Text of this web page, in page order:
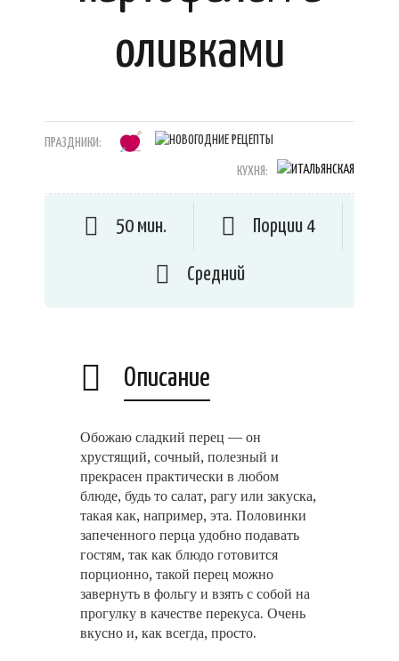
оливками
ПРАЗДНИКИ:
КУХНЯ:
50 мин. Порции 4
Средний
Описание
Обожаю сладкий перец — он
хрустящий, сочный, полезный и
прекрасен практически в любом
блюде, будь то салат, рагу или закуска,
такая как, например, эта. Половинки
запеченного перца удобно подавать
гостям, так как блюдо готовится
порционно, такой перец можно
завернуть в фольгу и взять с собой на
прогулку в качестве перекуса. Очень
вкусно и, как всегда, просто.